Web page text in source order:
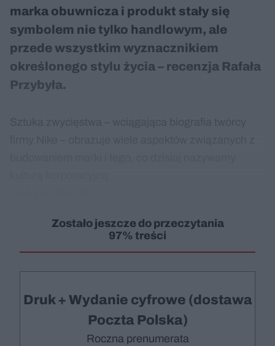
marka obuwnicza i produkt stały się
symbolem nie tylko handlowym, ale
przede wszystkim wyznacznikiem
określonego stylu życia – recenzja Rafała
Przybyła.
Zostało jeszcze do przeczytania
97% treści
Druk + Wydanie cyfrowe (dostawa
Poczta Polska)
Roczna prenumerata